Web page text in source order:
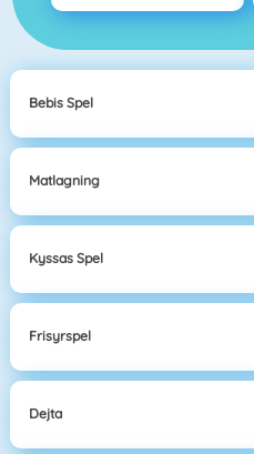
Bebis Spel
Matlagning
Kyssas Spel
Frisyrspel
Dejta